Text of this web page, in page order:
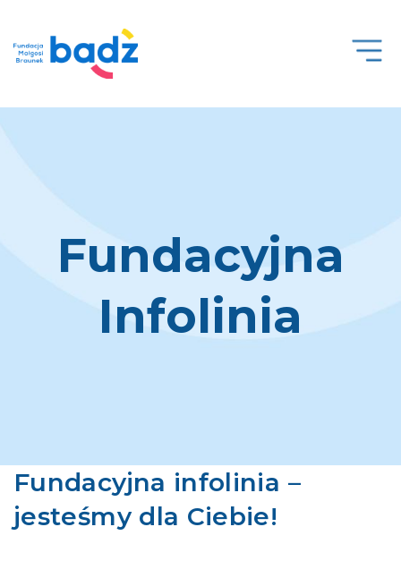
Open
Fundacyjna
Infolinia
Fundacyjna infolinia –
jesteśmy dla Ciebie!